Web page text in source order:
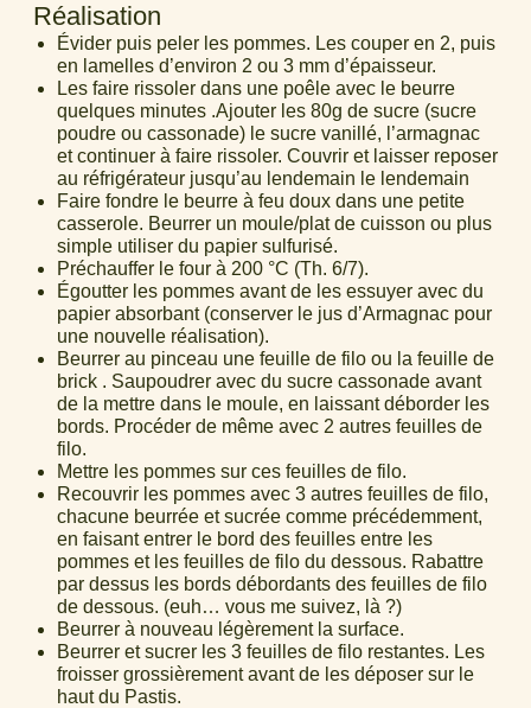
Réalisation
Évider puis peler les pommes. Les couper en 2, puis
en lamelles d’environ 2 ou 3 mm d’épaisseur.
Les faire rissoler dans une poêle avec le beurre
quelques minutes .Ajouter les 80g de sucre (sucre
poudre ou cassonade) le sucre vanillé, l’armagnac
et continuer à faire rissoler. Couvrir et laisser reposer
au réfrigérateur jusqu’au lendemain le lendemain
Faire fondre le beurre à feu doux dans une petite
casserole. Beurrer un moule/plat de cuisson ou plus
simple utiliser du papier sulfurisé.
Préchauffer le four à 200 °C (Th. 6/7).
Égoutter les pommes avant de les essuyer avec du
papier absorbant (conserver le jus d’Armagnac pour
une nouvelle réalisation).
Beurrer au pinceau une feuille de filo ou la feuille de
brick . Saupoudrer avec du sucre cassonade avant
de la mettre dans le moule, en laissant déborder les
bords. Procéder de même avec 2 autres feuilles de
filo.
Mettre les pommes sur ces feuilles de filo.
Recouvrir les pommes avec 3 autres feuilles de filo,
chacune beurrée et sucrée comme précédemment,
en faisant entrer le bord des feuilles entre les
pommes et les feuilles de filo du dessous. Rabattre
par dessus les bords débordants des feuilles de filo
de dessous. (euh… vous me suivez, là ?)
Beurrer à nouveau légèrement la surface.
Beurrer et sucrer les 3 feuilles de filo restantes. Les
froisser grossièrement avant de les déposer sur le
haut du Pastis.